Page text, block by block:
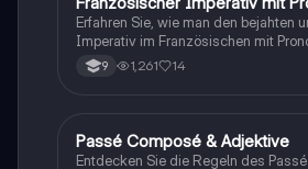
Erfahren Sie, wie man den bejahten
Imperativ im Französischen mit
Diese Zusammenfassung bietet
Erklärungen, um das Verständnis zu
9 1,261 14
Französisch
Passé Composé & Adjektive
Entdecken Sie die Regeln des